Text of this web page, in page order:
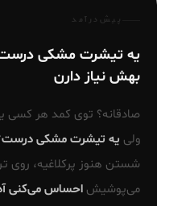
پیش‌درآمد
یه تیشرت مشکی
بهش نیاز دارن
صادقانه؟ توی کمد هر
ولی یه تیشرت مشکی درست
شستن هنوز پرکلاغیه، روی
می‌پوشیش احساس می‌کنی